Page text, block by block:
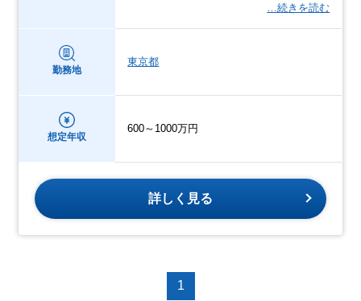
…続きを読む
勤務地
東京都
想定年収
600～1000万円
詳しく見る
1